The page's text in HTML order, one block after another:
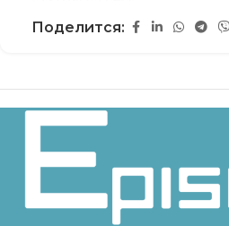
Поделится: